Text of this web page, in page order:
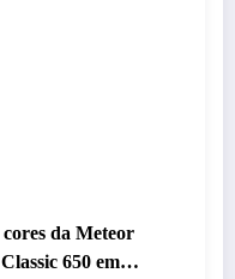
da Meteor
650 em